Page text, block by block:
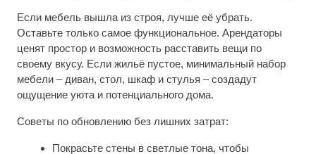
Если мебель вышла из строя, лучше её убрать.
Оставьте только самое функциональное. Арендаторы
ценят простор и возможность расставить вещи по
своему вкусу. Если жильё пустое, минимальный набор
мебели – диван, стол, шкаф и стулья – создадут
ощущение уюта и потенциального дома.
Советы по обновлению без лишних затрат:
Покрасьте стены в светлые тона, чтобы